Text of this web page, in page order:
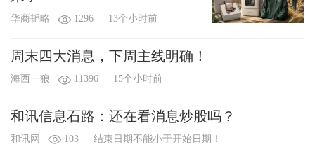
华商韬略 1296 13个小时前
周末四大消息，下周主线明确！
海西一狼 11396 15个小时前
和讯信息石路：还在看消息炒股吗？
和讯网 103 结束日期不能小于开始日期！